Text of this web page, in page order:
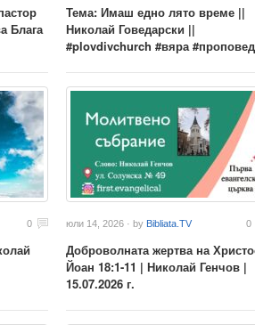
Блага
Тема: Имаш едно лято време ||
Николай Говедарски ||
#plovdivchurch #вяра
0 юли 14, 2026 · by Bibliata.TV 0
Доброволната жертва на
Йоан 18:1-11 | Николай Генчов |
15.07.2026 г.